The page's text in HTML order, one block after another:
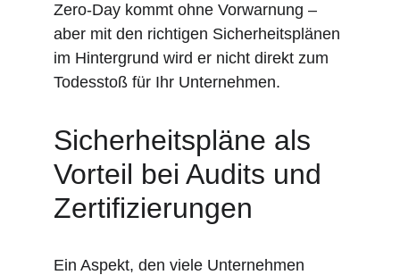
Zero-Day kommt ohne Vorwarnung –
aber mit den richtigen Sicherheitsplänen
im Hintergrund wird er nicht direkt zum
Todesstoß für Ihr Unternehmen.
Sicherheitspläne als
Vorteil bei Audits und
Zertifizierungen
Ein Aspekt, den viele Unternehmen